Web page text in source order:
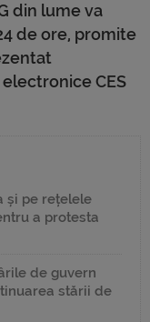
din lume va
de ore, promite
CES
și pe rețelele
a protesta
de guvern
stării de